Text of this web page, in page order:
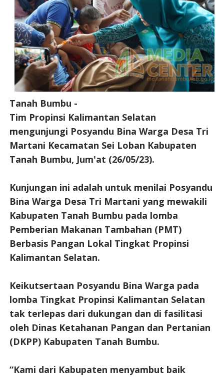
Tanah Bumbu -
Tim Propinsi Kalimantan Selatan
mengunjungi Posyandu Bina Warga Desa Tri
Martani Kecamatan Sei Loban Kabupaten
Tanah Bumbu, Jum'at (26/05/23).
Kunjungan ini adalah untuk menilai Posyandu
Bina Warga Desa Tri Martani yang mewakili
Kabupaten Tanah Bumbu pada lomba
Pemberian Makanan Tambahan (PMT)
Berbasis Pangan Lokal Tingkat Propinsi
Kalimantan Selatan.
Keikutsertaan Posyandu Bina Warga pada
lomba Tingkat Propinsi Kalimantan Selatan
tak terlepas dari dukungan dan di fasilitasi
oleh Dinas Ketahanan Pangan dan Pertanian
(DKPP) Kabupaten Tanah Bumbu.
“Kami dari Kabupaten menyambut baik